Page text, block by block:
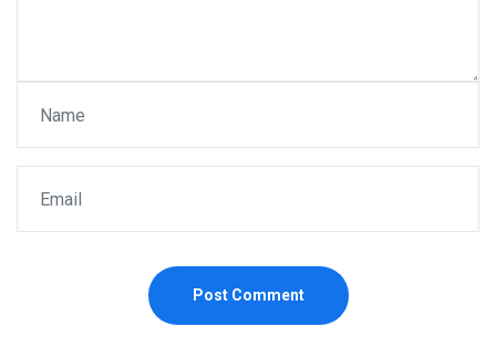
Post Comment